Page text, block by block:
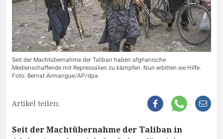
Seit der Machtübernahme der Taliban haben afghanische
Medienschaffende mit Repressalien zu kämpfen. Nun erbitten sie Hilfe.
Foto: Bernat Armangue/AP/dpa
Artikel teilen:
Seit der Machtübernahme der Taliban in